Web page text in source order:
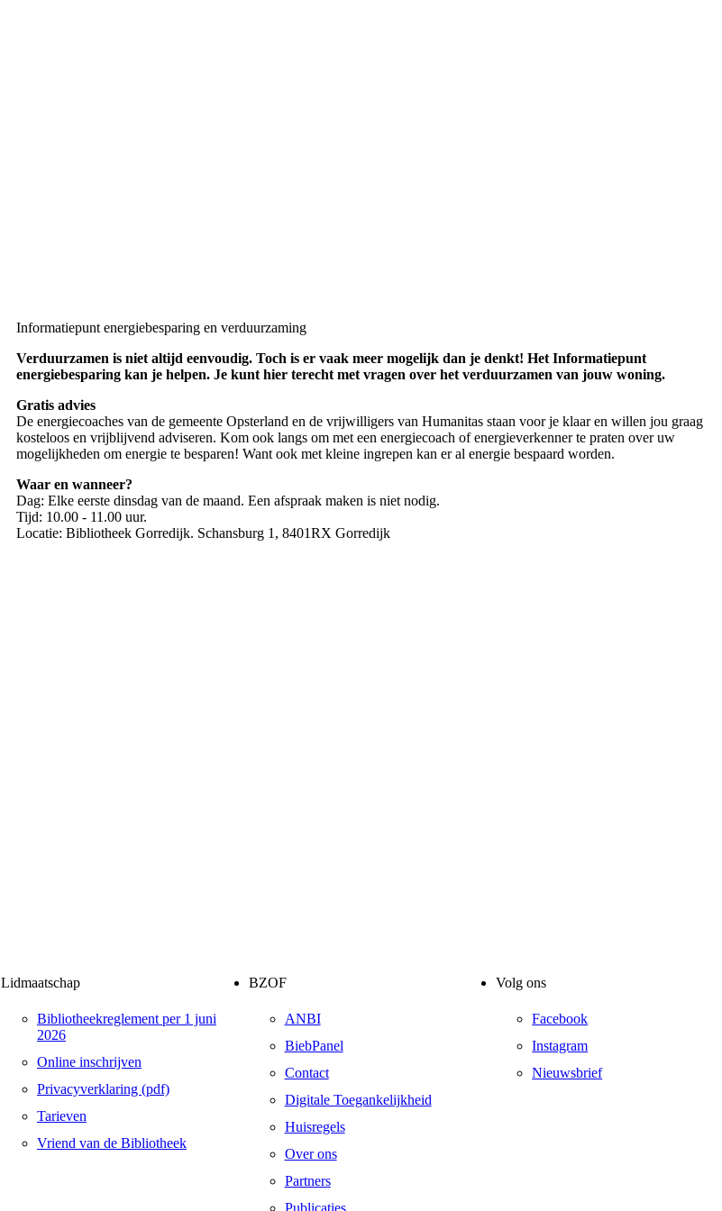
Informatiepunt energiebesparing en verduurzaming
Verduurzamen is niet altijd eenvoudig. Toch is er vaak meer mogelijk dan je denkt! Het Informatiepunt
energiebesparing kan je helpen. Je kunt hier terecht met vragen over het verduurzamen van jouw woning.
Gratis advies
De energiecoaches van de gemeente Opsterland en de vrijwilligers van Humanitas staan voor je klaar en willen jou graag
kosteloos en vrijblijvend adviseren. Kom ook langs om met een energiecoach of energieverkenner te praten over uw
mogelijkheden om energie te besparen! Want ook met kleine ingrepen kan er al energie bespaard worden.
Waar en wanneer?
Dag: Elke eerste dinsdag van de maand. Een afspraak maken is niet nodig.
Tijd: 10.00 - 11.00 uur.
Locatie: Bibliotheek Gorredijk. Schansburg 1, 8401RX Gorredijk
Lidmaatschap
Bibliotheekreglement per 1 juni
2026
Online inschrijven
Privacyverklaring (pdf)
Tarieven
Vriend van de Bibliotheek
BZOF
ANBI
BiebPanel
Contact
Digitale Toegankelijkheid
Huisregels
Over ons
Partners
Publicaties
Volg ons
Facebook
Instagram
Nieuwsbrief